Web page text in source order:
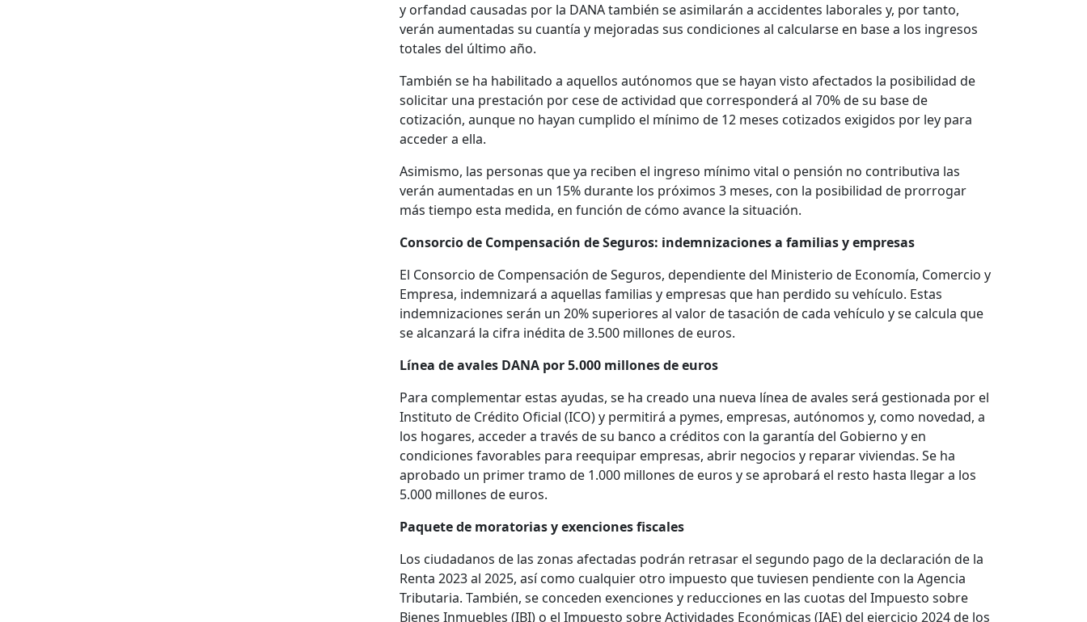
y orfandad causadas por la DANA también se asimilarán a accidentes laborales y, por tanto,
verán aumentadas su cuantía y mejoradas sus condiciones al calcularse en base a los ingresos
totales del último año.
También se ha habilitado a aquellos autónomos que se hayan visto afectados la posibilidad de
solicitar una prestación por cese de actividad que corresponderá al 70% de su base de
cotización, aunque no hayan cumplido el mínimo de 12 meses cotizados exigidos por ley para
acceder a ella.
Asimismo, las personas que ya reciben el ingreso mínimo vital o pensión no contributiva las
verán aumentadas en un 15% durante los próximos 3 meses, con la posibilidad de prorrogar
más tiempo esta medida, en función de cómo avance la situación.
Consorcio de Compensación de Seguros: indemnizaciones a familias y empresas
El Consorcio de Compensación de Seguros, dependiente del Ministerio de Economía, Comercio y
Empresa, indemnizará a aquellas familias y empresas que han perdido su vehículo. Estas
indemnizaciones serán un 20% superiores al valor de tasación de cada vehículo y se calcula que
se alcanzará la cifra inédita de 3.500 millones de euros.
Línea de avales DANA por 5.000 millones de euros
Para complementar estas ayudas, se ha creado una nueva línea de avales será gestionada por el
Instituto de Crédito Oficial (ICO) y permitirá a pymes, empresas, autónomos y, como novedad, a
los hogares, acceder a través de su banco a créditos con la garantía del Gobierno y en
condiciones favorables para reequipar empresas, abrir negocios y reparar viviendas. Se ha
aprobado un primer tramo de 1.000 millones de euros y se aprobará el resto hasta llegar a los
5.000 millones de euros.
Paquete de moratorias y exenciones fiscales
Los ciudadanos de las zonas afectadas podrán retrasar el segundo pago de la declaración de la
Renta 2023 al 2025, así como cualquier otro impuesto que tuviesen pendiente con la Agencia
Tributaria. También, se conceden exenciones y reducciones en las cuotas del Impuesto sobre
Bienes Inmuebles (IBI) o el Impuesto sobre Actividades Económicas (IAE) del ejercicio 2024 de los